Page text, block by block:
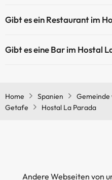
Gemeinschaftsräumen.
Gibt es ein Restaurant im
Gibt es eine Bar im Hostal
Home Spanien Gemeinde
Getafe
Hostal La Parada
Andere Webseiten von